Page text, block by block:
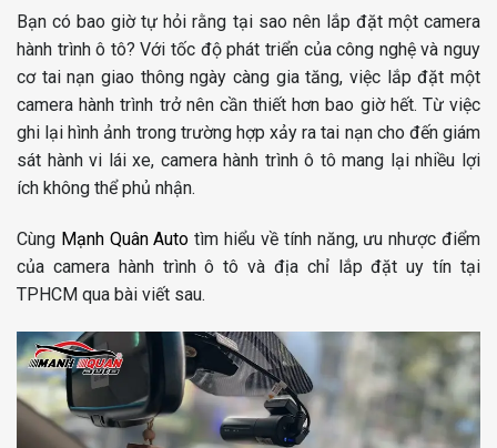
có
thể
được
trang
sản
phẩm
có
thể
được
chọn
trang
sản
Bạn có bao giờ tự hỏi rằng tại sao nên lắp đặt một camera
hành trình ô tô? Với tốc độ phát triển của công nghệ và nguy
cơ tai nạn giao thông ngày càng gia tăng, việc lắp đặt một
camera hành trình trở nên cần thiết hơn bao giờ hết. Từ việc
ghi lại hình ảnh trong trường hợp xảy ra tai nạn cho đến giám
sát hành vi lái xe, camera hành trình ô tô mang lại nhiều lợi
ích không thể phủ nhận.
Cùng Mạnh Quân Auto tìm hiểu về tính năng, ưu nhược điểm
của camera hành trình ô tô và địa chỉ lắp đặt uy tín tại
TPHCM qua bài viết sau.